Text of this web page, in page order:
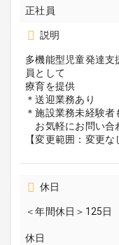
正社員
説明
多機能型児童発達
員として
療育を提供
＊送迎業務あり
＊施設業務未経験者
お気軽にお問い合
【変更範囲：変更な
休日
＜年間休日＞125日
休日